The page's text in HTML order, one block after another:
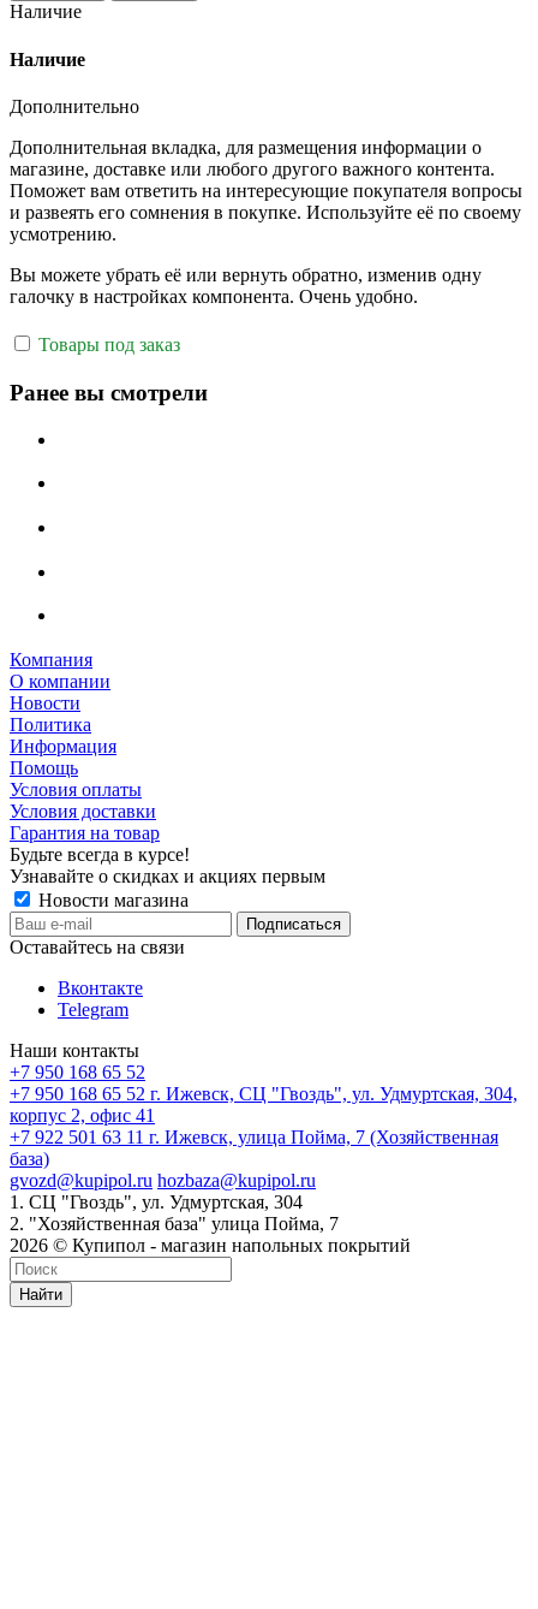
Наличие
Наличие
Дополнительно
Дополнительная вкладка, для размещения информации о
магазине, доставке или любого другого важного контента.
Поможет вам ответить на интересующие покупателя вопросы
и развеять его сомнения в покупке. Используйте её по своему
усмотрению.
Вы можете убрать её или вернуть обратно, изменив одну
галочку в настройках компонента. Очень удобно.
Товары под заказ
Ранее вы смотрели
Компания
О компании
Новости
Политика
Информация
Помощь
Условия оплаты
Условия доставки
Гарантия на товар
Будьте всегда в курсе!
Узнавайте о скидках и акциях первым
Новости магазина
Оставайтесь на связи
Вконтакте
Telegram
Наши контакты
+7 950 168 65 52
+7 950 168 65 52 г. Ижевск, СЦ "Гвоздь", ул. Удмуртская, 304,
корпус 2, офис 41
+7 922 501 63 11 г. Ижевск, улица Пойма, 7 (Хозяйственная
база)
gvozd@kupipol.ru hozbaza@kupipol.ru
1. СЦ "Гвоздь", ул. Удмуртская, 304
2. "Хозяйственная база" улица Пойма, 7
2026 © Купипол - магазин напольных покрытий
Найти